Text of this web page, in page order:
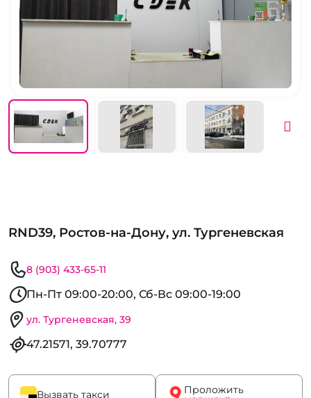
RND39, Ростов-на-Дону, ул. Тургеневская
8 (903) 433-65-11
Пн-Пт 09:00-20:00, Сб-Вс 09:00-19:00
ул. Тургеневская, 39
47.21571, 39.70777
Вызвать такси Проложить